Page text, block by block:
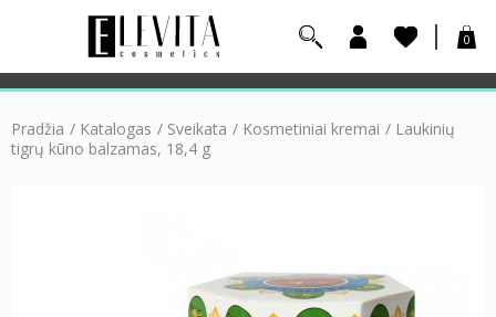
0
Pradžia / Katalogas / Sveikata / Kosmetiniai kremai / Laukinių
tigrų kūno balzamas, 18,4 g